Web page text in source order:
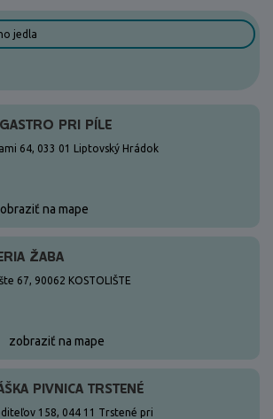
jedla
PRI PÍLE
64, 033 01 Liptovský Hrádok
na mape
ŽABA
67, 90062 KOSTOLIŠTE
zobraziť na mape
PIVNICA TRSTENÉ
158, 044 11 Trstené pri